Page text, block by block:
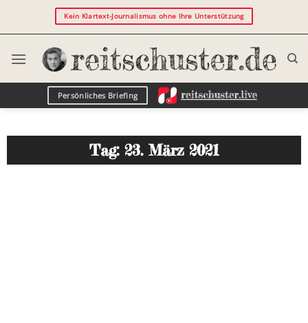
Kein Klartext-Journalismus ohne Ihre Unterstützung
Persönliches Briefing
Tag: 23. März 2021